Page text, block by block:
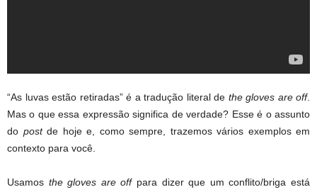
“As luvas estão retiradas” é a tradução literal de the gloves are off.
Mas o que essa expressão significa de verdade? Esse é o assunto
do postde hoje e, como sempre, trazemos vários exemplos em
contexto para você.
Usamos the gloves are offpara dizer que um conflito/briga está